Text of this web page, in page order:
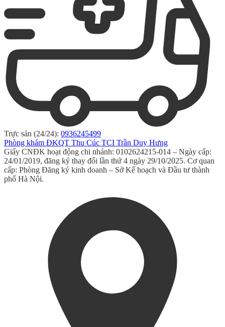
Trực sản (24/24): 0936245499
Phòng khám ĐKQT Thu Cúc TCI Trần Duy Hưng
Giấy CNĐK hoạt động chi nhánh: 0102624215-014 – Ngày cấp:
24/01/2019, đăng ký thay đổi lần thứ 4 ngày 29/10/2025. Cơ quan
cấp: Phòng Đăng ký kinh doanh – Sở Kế hoạch và Đầu tư thành
phố Hà Nội.